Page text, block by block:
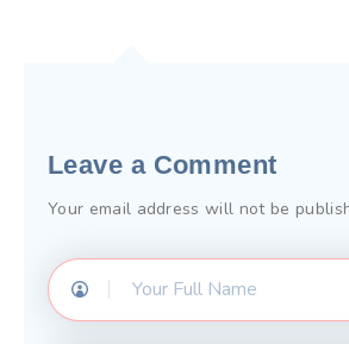
Leave a Comment
Your email address will not be